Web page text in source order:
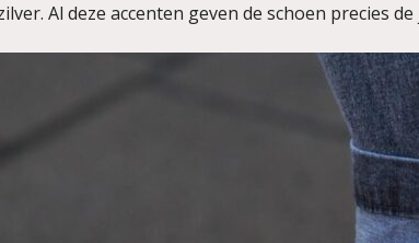
Al deze accenten geven de schoen precies